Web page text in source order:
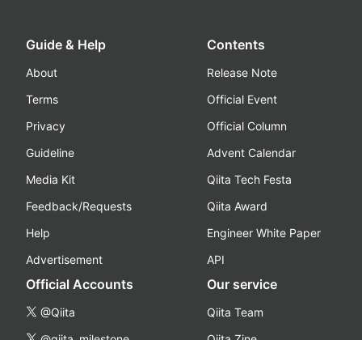
Guide & Help
About
Terms
Privacy
Guideline
Media Kit
Feedback/Requests
Help
Advertisement
Contents
Release Note
Official Event
Official Column
Advent Calendar
Qiita Tech Festa
Qiita Award
Engineer White Paper
API
Official Accounts
@Qiita
Our service
Qiita Team